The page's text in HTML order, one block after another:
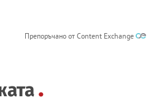
Препоръчано от Content Exchange